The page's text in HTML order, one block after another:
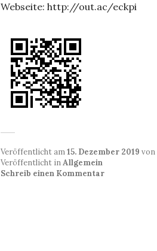
Webseite: http://out.ac/eckpi
Veröffentlicht am15. Dezember 2019 von
Veröffentlicht inAllgemein
Schreib einen Kommentar